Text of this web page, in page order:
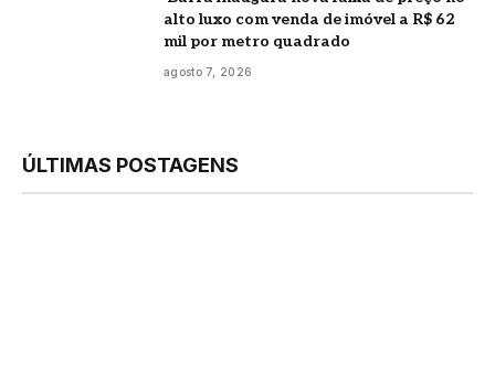
alto luxo com venda de imóvel a R$ 62
mil por metro quadrado
agosto 7, 2026
ÚLTIMAS POSTAGENS